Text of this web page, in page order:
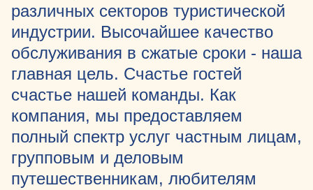
различных секторов туристической
индустрии. Высочайшее качество
обслуживания в сжатые сроки - наша
главная цель. Счастье гостей
счастье нашей команды. Как
компания, мы предоставляем
полный спектр услуг частным лицам,
групповым и деловым
путешественникам, любителям